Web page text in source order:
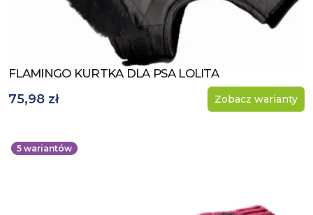
Zobacz produkt
FLAMINGO KURTKA DLA PSA LOLITA
75,98 zł Zobacz warianty
5 wariantów